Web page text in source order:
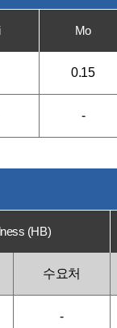
Mo
0.15
-
(HB)
수요처
-